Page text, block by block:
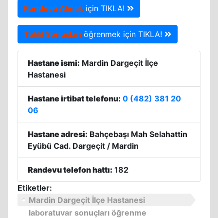
Randevu Almak için TIKLA!
Tahlil Sonuçları öğrenmek için TIKLA!
Hastane ismi: Mardin Dargeçit İlçe
Hastanesi
Hastane irtibat telefonu: 0 (482) 381 20
06
Hastane adresi: Bahçebaşı Mah Selahattin
Eyübü Cad. Dargeçit / Mardin
Randevu telefon hattı: 182
Etiketler:
Mardin Dargeçit İlçe Hastanesi
laboratuvar sonuçları öğrenme